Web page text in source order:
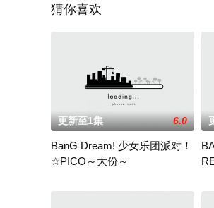
猜你喜欢
更新至1集 6.0
BanG Dream! 少女乐团派对！
☆PICO～大份～